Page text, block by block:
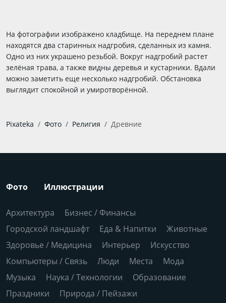
На фотографии изображено кладбище. На переднем плане
находятся два старинных надгробия, сделанных из камня.
Одно из них украшено резьбой. Вокруг надгробий растет
зелёная трава, а также видны деревья и кустарники. Вдали
можно заметить еще несколько надгробий. Обстановка
выглядит спокойной и умиротворённой.
Pixateka Фото Религия Древние
Фото Иллюстрации
Архитектура
Бизнес / Финансы
Городской ландшафт
Еда & Напитки
Животные
Здоровье / Медицина
Интерьер
Искусство
Компьютеры / Связь
Люди Места
Мода
Музыка
Наука / Технологии
Образование
Праздники
Природа / Пейзажи